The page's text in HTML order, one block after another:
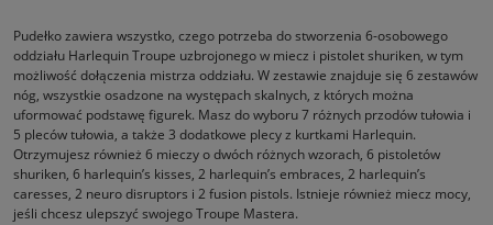
Pudełko zawiera wszystko, czego potrzeba do stworzenia 6-osobowego
oddziału Harlequin Troupe uzbrojonego w miecz i pistolet shuriken, w tym
możliwość dołączenia mistrza oddziału. W zestawie znajduje się 6 zestawów
nóg, wszystkie osadzone na występach skalnych, z których można
uformować podstawę figurek. Masz do wyboru 7 różnych przodów tułowia i
5 pleców tułowia, a także 3 dodatkowe plecy z kurtkami Harlequin.
Otrzymujesz również 6 mieczy o dwóch różnych wzorach, 6 pistoletów
shuriken, 6 harlequin’s kisses, 2 harlequin’s embraces, 2 harlequin’s
caresses, 2 neuro disruptors i 2 fusion pistols. Istnieje również miecz mocy,
jeśli chcesz ulepszyć swojego Troupe Mastera.